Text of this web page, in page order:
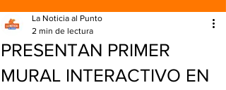
PRESENTAN PRIMER
MURAL INTERACTIVO EN
La Noticia al Punto
2 min de lectura